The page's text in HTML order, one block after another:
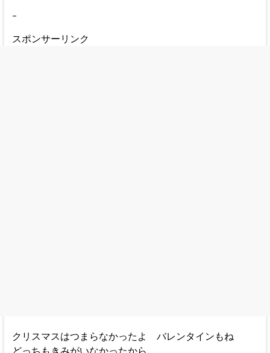
–
スポンサーリンク
クリスマスはつまらなかったよ バレンタインもね
どっちもきみがいなかったから